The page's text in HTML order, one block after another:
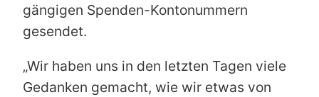
gängigen Spenden-Kontonummern
gesendet.
„Wir haben uns in den letzten Tagen viele
Gedanken gemacht, wie wir etwas von